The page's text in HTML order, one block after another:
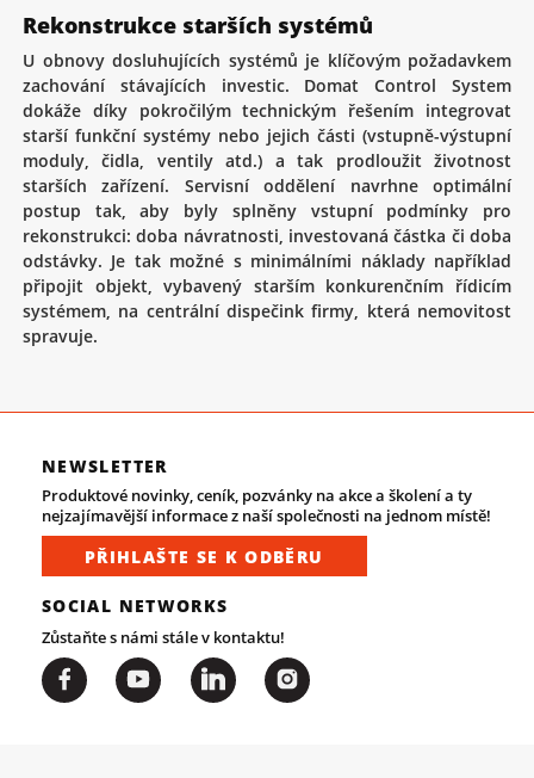
Rekonstrukce starších systémů
U obnovy dosluhujících systémů je klíčovým požadavkem
zachování stávajících investic. Domat Control System
dokáže díky pokročilým technickým řešením integrovat
starší funkční systémy nebo jejich části (vstupně-výstupní
moduly, čidla, ventily atd.) a tak prodloužit životnost
starších zařízení. Servisní oddělení navrhne optimální
postup tak, aby byly splněny vstupní podmínky pro
rekonstrukci: doba návratnosti, investovaná částka či doba
odstávky. Je tak možné s minimálními náklady například
připojit objekt, vybavený starším konkurenčním řídicím
systémem, na centrální dispečink firmy, která nemovitost
spravuje.
NEWSLETTER
Produktové novinky, ceník, pozvánky na akce a školení a ty
nejzajímavější informace z naší společnosti na jednom místě!
PŘIHLAŠTE SE K ODBĚRU
SOCIAL NETWORKS
Zůstaňte s námi stále v kontaktu!